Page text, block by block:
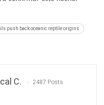
push back oceanic reptile origins
C. 2487 Posts